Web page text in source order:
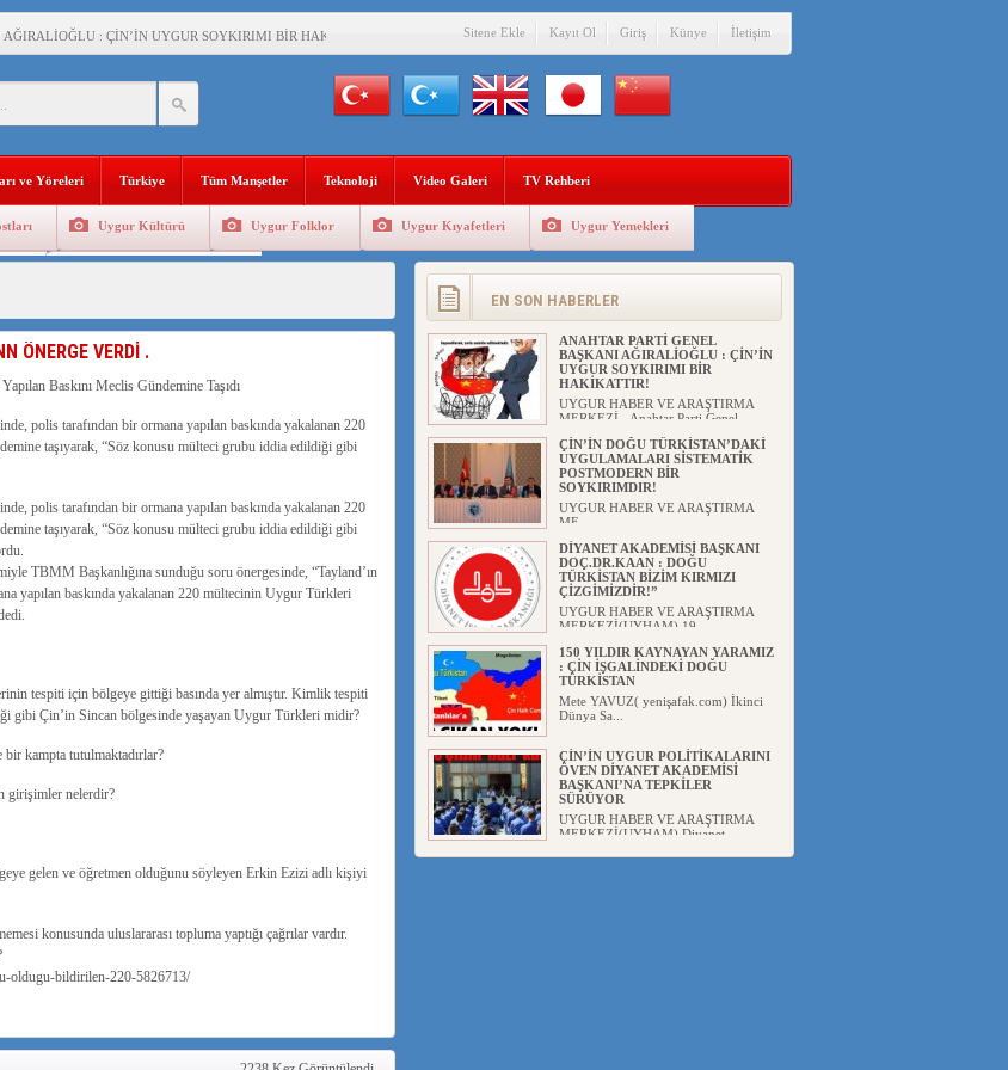
: ÇİN’İN UYGUR SOYKIRIMI BİR HAKİKATTIR!
SİSTEMATİK POSTMODERN BİR SOYKIRIMDIR!
: DOĞU TÜRKİSTAN BİZİM KIRMIZI ÇİZGİMİZDİR!”
ÇİN İŞGALİNDEKİ DOĞU TÜRKİSTAN
DİYANET AKADEMİSİ BAŞKANI’NA TEPKİLER SÜRÜYOR
TRABZON ZİYARETİ
MEHMET”DİZİSİNE GARİP SANSÜR VE HADSIZ İHTAR
Sitene Ekle Kayıt Ol Giriş Künye İletişim
ve Yöreleri Türkiye Tüm Manşetler Teknoloji Video Galeri TV Rehberi
Uygur Kültürü Uygur Folklor Uygur Kıyafetleri Uygur Yemekleri
ÖNERGE VERDİ .
Baskını Meclis Gündemine Taşıdı
polis tarafından bir ormana yapılan baskında yakalanan 220
taşıyarak, “Söz konusu mülteci grubu iddia edildiği gibi
polis tarafından bir ormana yapılan baskında yakalanan 220
taşıyarak, “Söz konusu mülteci grubu iddia edildiği gibi
TBMM Başkanlığına sunduğu soru önergesinde, “Tayland’ın
yapılan baskında yakalanan 220 mültecinin Uygur Türkleri
tespiti için bölgeye gittiği basında yer almıştır. Kimlik tespiti
gibi Çin’in Sincan bölgesinde yaşayan Uygur Türkleri midir?
kampta tutulmaktadırlar?
girişimler nelerdir?
gelen ve öğretmen olduğunu söyleyen Erkin Ezizi adlı kişiyi
konusunda uluslararası topluma yaptığı çağrılar vardır.
oldugu-bildirilen-220-5826713/
EN SON HABERLER
ANAHTAR PARTİ GENEL
BAŞKANI AĞIRALİOĞLU : ÇİN’İN
UYGUR SOYKIRIMI BİR
HAKİKATTIR!
UYGUR HABER VE ARAŞTIRMA
MERKEZİ Anahtar Parti Genel
ÇİN’İN DOĞU TÜRKİSTAN’DAKİ
UYGULAMALARI SİSTEMATİK
POSTMODERN BİR
SOYKIRIMDIR!
UYGUR HABER VE ARAŞTIRMA
ME...
DİYANET AKADEMİSİ BAŞKANI
DOÇ.DR.KAAN : DOĞU
TÜRKİSTAN BİZİM KIRMIZI
ÇİZGİMİZDİR!”
UYGUR HABER VE ARAŞTIRMA
MERKEZİ(UYHAM) 19...
150 YILDIR KAYNAYAN YARAMIZ
: ÇİN İŞGALİNDEKİ DOĞU
TÜRKİSTAN
Mete YAVUZ( yenişafak.com) İkinci
Dünya Sa...
ÇİN’İN UYGUR POLİTİKALARINI
ÖVEN DİYANET AKADEMİSİ
BAŞKANI’NA TEPKİLER
SÜRÜYOR
UYGUR HABER VE ARAŞTIRMA
MERKEZİ(UYHAM) Diyanet
MHP’DEN URUMÇİ KATLİAMI